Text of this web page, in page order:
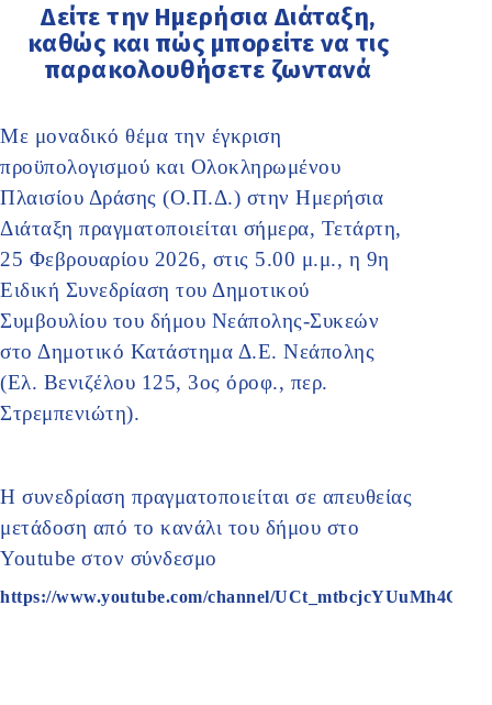
Δείτε την Ημερήσια Διάταξη,
καθώς και πώς μπορείτε να τις
παρακολουθήσετε ζωντανά
Με μοναδικό θέμα την έγκριση
προϋπολογισμού και Ολοκληρωμένου
Πλαισίου Δράσης (Ο.Π.Δ.) στην Ημερήσια
Διάταξη πραγματοποιείται σήμερα, Τετάρτη,
25 Φεβρουαρίου 2026, στις 5.00 μ.μ., η 9η
Ειδική Συνεδρίαση του Δημοτικού
Συμβουλίου του δήμου Νεάπολης-Συκεών
στο Δημοτικό Κατάστημα Δ.Ε. Νεάπολης
(Ελ. Βενιζέλου 125, 3ος όροφ., περ.
Στρεμπενιώτη).
Η συνεδρίαση πραγματοποιείται σε απευθείας
μετάδοση από το κανάλι του δήμου στο
Youtube στον σύνδεσμο
https://www.youtube.com/channel/